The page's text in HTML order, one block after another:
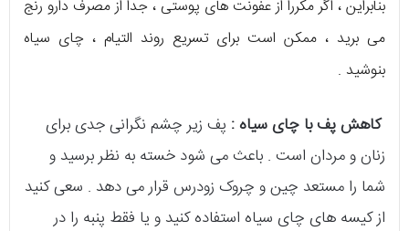
بنابراین ، اگر مکررا از عفونت های پوستی ، جدا از مصرف دارو رنج
می برید ، ممکن است برای تسریع روند التیام ، چای سیاه
بنوشید .
کاهش پف با چای سیاه : پف زیر چشم نگرانی جدی برای
زنان و مردان است . باعث می شود خسته به نظر برسید و
شما را مستعد چین و چروک زودرس قرار می دهد . سعی کنید
از کیسه های چای سیاه استفاده کنید و یا فقط پنبه را در